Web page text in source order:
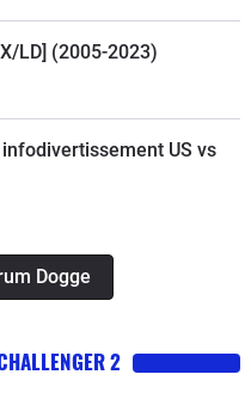
LD] (2005-2023)
US vs
Dogge
2